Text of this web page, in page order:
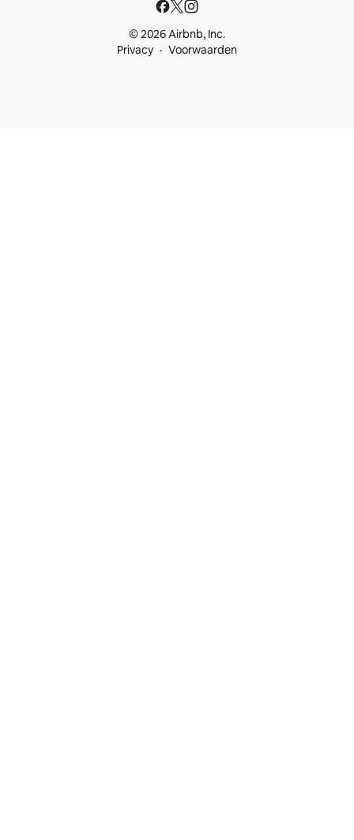
© 2026 Airbnb, Inc.
Privacy
Voorwaarden